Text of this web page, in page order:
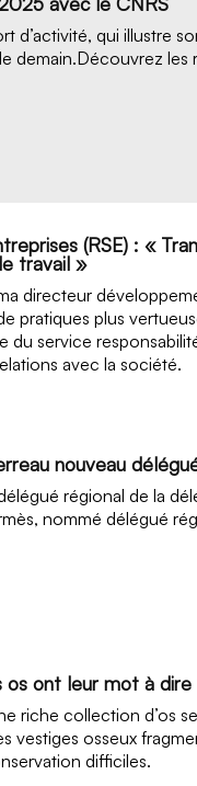
d’activité, qui illustre
demain.Découvrez les
(RSE) : «
travail »
directeur
pratiques plus
du service
avec la société.
nouveau
régional de la
nommé délégué
os ont leur mot à dire
riche collection d’os
vestiges osseux
difficiles.